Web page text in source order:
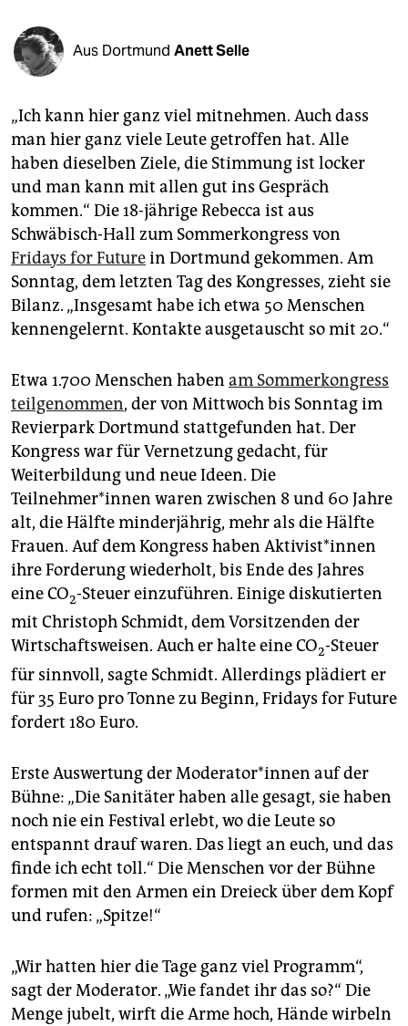
fragen & hilfe
abo
genossenschaft
epaper login
Aus Dortmund Anett Selle
„Ich kann hier ganz viel mitnehmen. Auch dass
man hier ganz viele Leute getroffen hat. Alle
haben dieselben Ziele, die Stimmung ist locker
und man kann mit allen gut ins Gespräch
kommen.“ Die 18-jährige Rebecca ist aus
Schwäbisch-Hall zum Sommerkongress von
Fridays for Futurein Dortmund gekommen. Am
Sonntag, dem letzten Tag des Kongresses, zieht sie
Bilanz. „Insgesamt habe ich etwa 50 Menschen
kennengelernt. Kontakte ausgetauscht so mit 20.“
Etwa 1.700 Menschen haben am Sommerkongress
teilgenommen, der von Mittwoch bis Sonntag im
Revierpark Dortmund stattgefunden hat. Der
Kongress war für Vernetzung gedacht, für
Weiterbildung und neue Ideen. Die
Teilnehmer*innen waren zwischen 8 und 60 Jahre
alt, die Hälfte minderjährig, mehr als die Hälfte
Frauen. Auf dem Kongress haben Aktivist*innen
ihre Forderung wiederholt, bis Ende des Jahres
eine CO2-Steuer einzuführen. Einige diskutierten
mit Christoph Schmidt, dem Vorsitzenden der
Wirtschaftsweisen. Auch er halte eine CO2-Steuer
für sinnvoll, sagte Schmidt. Allerdings plädiert er
für 35 Euro pro Tonne zu Beginn, Fridays for Future
fordert 180 Euro.
Erste Auswertung der Moderator*innen auf der
Bühne: „Die Sanitäter haben alle gesagt, sie haben
noch nie ein Festival erlebt, wo die Leute so
entspannt drauf waren. Das liegt an euch, und das
finde ich echt toll.“ Die Menschen vor der Bühne
formen mit den Armen ein Dreieck über dem Kopf
und rufen: „Spitze!“
„Wir hatten hier die Tage ganz viel Programm“,
sagt der Moderator. „Wie fandet ihr das so?“ Die
Menge jubelt, wirft die Arme hoch, Hände wirbeln